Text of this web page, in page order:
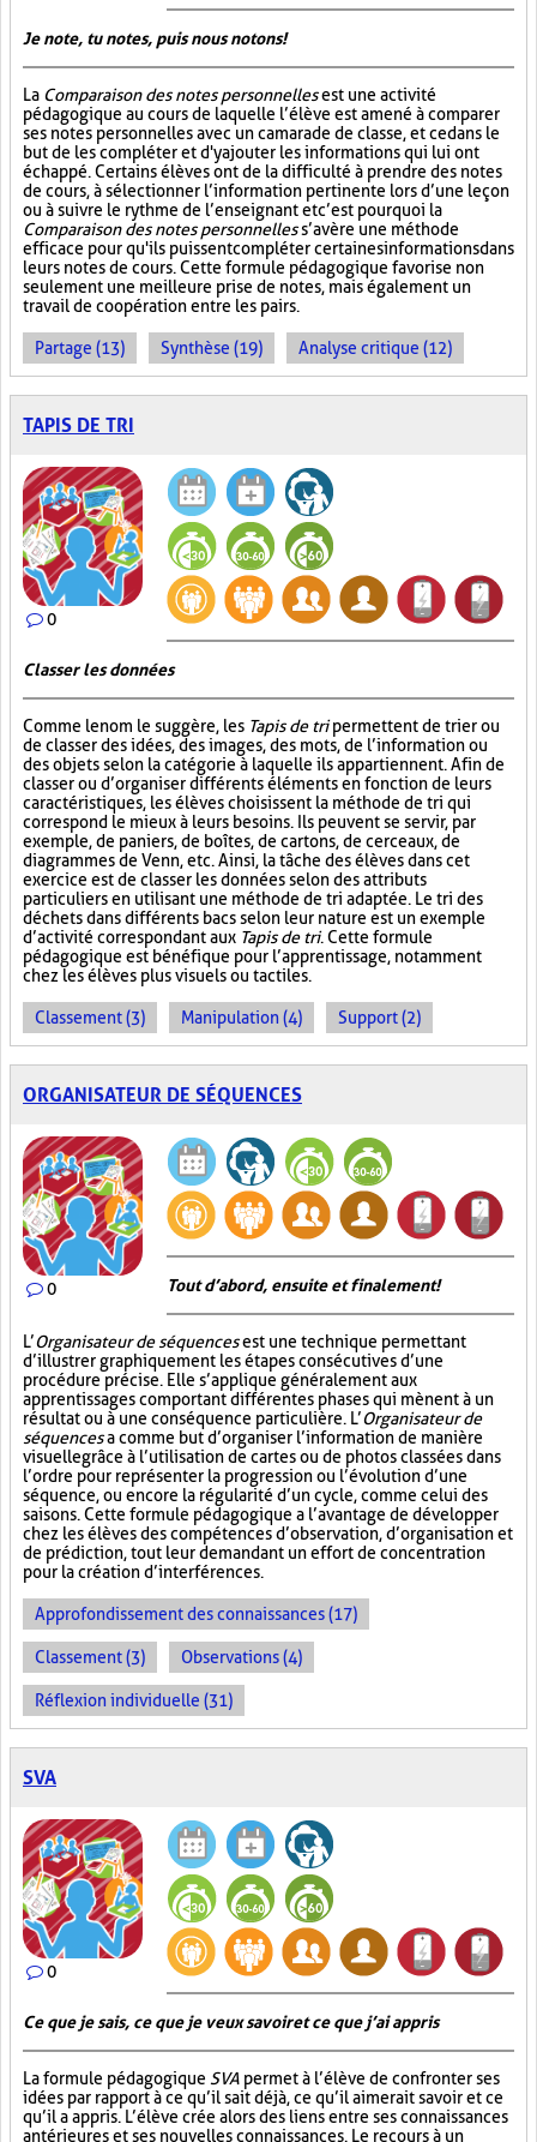
Je note, tu notes, puis nous notons!
La Comparaison des notes personnellesest une activité
pédagogique au cours de laquelle l’élève est amené à comparer
ses notes personnelles avec un camarade de classe, et ce dans le
but de les compléter et d'y ajouter les informations qui lui ont
échappé. Certains élèves ont de la difficulté à prendre des notes
de cours, à sélectionner l’information pertinente lors d’une leçon
ou à suivre le rythme de l’enseignant et c’est pourquoi la
Comparaison des notes personnelless’avère une méthode
efficace pour qu'ils puissent compléter certaines informations dans
leurs notes de cours. Cette formule pédagogique favorise non
seulement une meilleure prise de notes, mais également un
travail de coopération entre les pairs.
Partage (13) Synthèse (19) Analyse critique (12)
TAPIS DE TRI
0
Classer les données
Comme le nom le suggère, les Tapis de tripermettent de trier ou
de classer des idées, des images, des mots, de l’information ou
des objets selon la catégorie à laquelle ils appartiennent. Afin de
classer ou d’organiser différents éléments en fonction de leurs
caractéristiques, les élèves choisissent la méthode de tri qui
correspond le mieux à leurs besoins. Ils peuvent se servir, par
exemple, de paniers, de boîtes, de cartons, de cerceaux, de
diagrammes de Venn, etc. Ainsi, la tâche des élèves dans cet
exercice est de classer les données selon des attributs
particuliers en utilisant une méthode de tri adaptée. Le tri des
déchets dans différents bacs selon leur nature est un exemple
d’activité correspondant aux Tapis de tri. Cette formule
pédagogique est bénéfique pour l’apprentissage, notamment
chez les élèves plus visuels ou tactiles.
Classement (3) Manipulation (4) Support (2)
ORGANISATEUR DE SÉQUENCES
0 Tout d’abord, ensuite et finalement!
L’Organisateur de séquencesest une technique permettant
d’illustrer graphiquement les étapes consécutives d’une
procédure précise. Elle s’applique généralement aux
apprentissages comportant différentes phases qui mènent à un
résultat ou à une conséquence particulière. L’Organisateur de
séquencesa comme but d’organiser l’information de manière
visuellegrâce à l’utilisation de cartes ou de photos classées dans
l’ordre pour représenter la progression ou l’évolution d’une
séquence, ou encore la régularité d’un cycle, comme celui des
saisons. Cette formule pédagogique a l’avantage de développer
chez les élèves des compétences d’observation, d’organisation et
de prédiction, tout leur demandant un effort de concentration
pour la création d’interférences.
Approfondissement des connaissances (17)
Classement (3) Observations (4)
Réflexion individuelle (31)
SVA
0
Ce que je sais, ce que je veux savoir et ce que j’ai appris
La formule pédagogique SVA permet à l’élève de confronter ses
idées par rapport à ce qu’il sait déjà, ce qu’il aimerait savoir et ce
qu’il a appris. L’élève crée alors des liens entre ses connaissances
antérieures et ses nouvelles connaissances. Le recours à un